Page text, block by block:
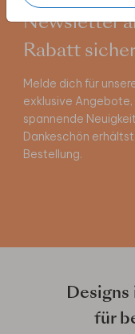
Newsletter
Rabatt
Melde dich für
exklusive
spannende
Dankeschön
Bestellung.
Designs
für